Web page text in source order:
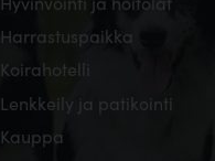
Harrastuspaikka
Koirahotelli
Lenkkeily ja patikointi
Kauppa